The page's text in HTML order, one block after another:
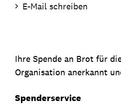
E-Mail schreiben
Ihre Spende an Brot für
Organisation anerkannt
Spenderservice